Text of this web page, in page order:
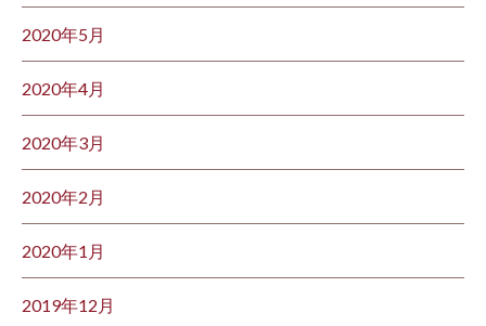
2020年5月
2020年4月
2020年3月
2020年2月
2020年1月
2019年12月